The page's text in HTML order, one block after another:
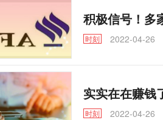
积极信号！多
时刻 2022-04-26
实实在在赚钱
时刻 2022-04-26